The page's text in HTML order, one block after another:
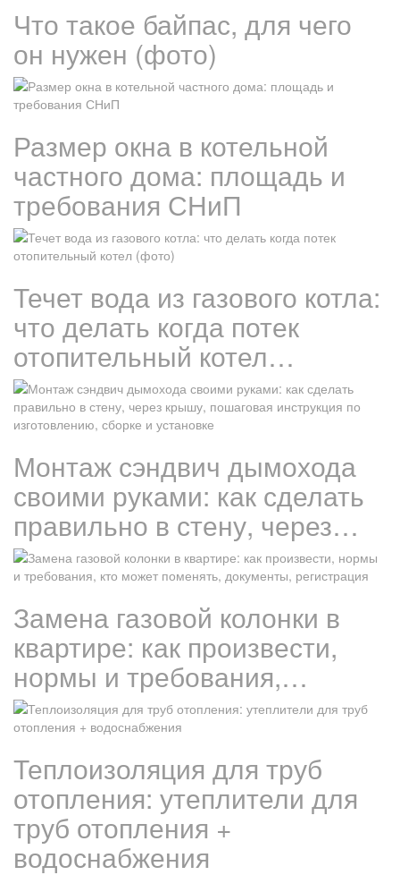
Что такое байпас, для чего
он нужен (фото)
Размер окна в котельной
частного дома: площадь и
требования СНиП
Течет вода из газового котла:
что делать когда потек
отопительный котел…
Монтаж сэндвич дымохода
своими руками: как сделать
правильно в стену, через…
Замена газовой колонки в
квартире: как произвести,
нормы и требования,…
Теплоизоляция для труб
отопления: утеплители для
труб отопления +
водоснабжения